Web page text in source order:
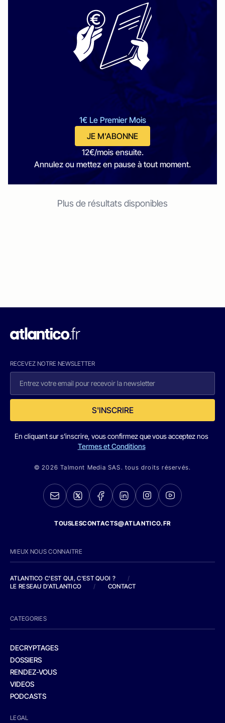
1€ Le Premier Mois
JE M'ABONNE
12€/mois ensuite.
Annulez ou mettez en pause à tout moment.
Plus de résultats disponibles
RECEVEZ NOTRE NEWSLETTER
S'INSCRIRE
En cliquant sur s'inscrire, vous confirmez que vous acceptez nos
Termes et Conditions
© 2026 Talmont Media SAS. tous droits réservés.
TOUSLESCONTACTS@ATLANTICO.FR
MIEUX NOUS CONNAITRE
ATLANTICO C'EST QUI, C'EST QUOI ?
/
LE RESEAU D'ATLANTICO
/ CONTACT
CATEGORIES
DECRYPTAGES
DOSSIERS
RENDEZ-VOUS
VIDEOS
PODCASTS
LEGAL